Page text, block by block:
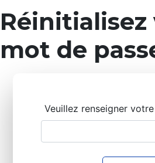
mot de
Veuillez renseigner